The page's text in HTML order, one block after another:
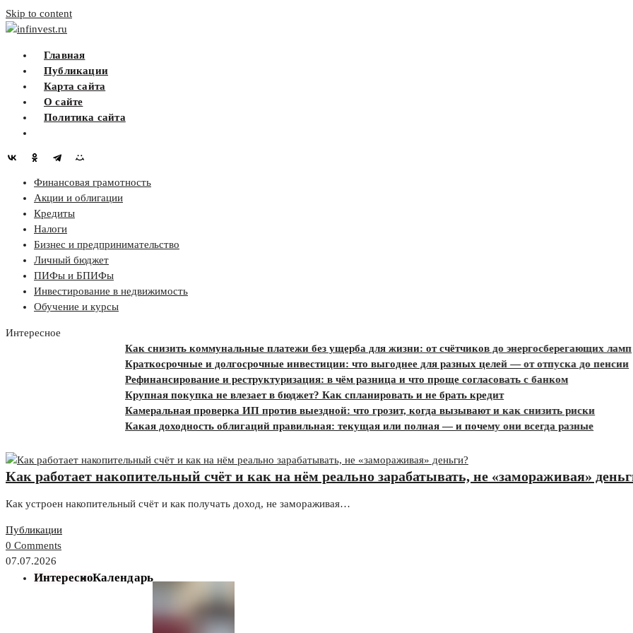
Skip to content
infinvest.ru
Главная
Публикации
Карта сайта
О сайте
Политика сайта
Финансовая грамотность
Акции и облигации
Кредиты
Налоги
Бизнес и предпринимательство
Личный бюджет
ПИФы и БПИФы
Инвестирование в недвижимость
Обучение и курсы
Интересное
Как снизить коммунальные платежи без ущерба для жизни: от счётчиков до энергосберегающих ламп
Краткосрочные и долгосрочные инвестиции: что выгоднее для разных целей — от отпуска до пенсии
Рефинансирование и реструктуризация: в чём разница и что проще согласовать с банком
Крупная покупка не влезает в бюджет? Как спланировать и не брать кредит
Камеральная проверка ИП против выездной: что грозит, когда вызывают и как снизить риски
Какая доходность облигаций правильная: текущая или полная — и почему они всегда разные
Как работает накопительный счёт и как на нём реально зарабатывать, не «замораживая»
Как устроен накопительный счёт и как получать доход, не замораживая…
Публикации
0 Comments
07.07.2026
ИнтересноКалендарь